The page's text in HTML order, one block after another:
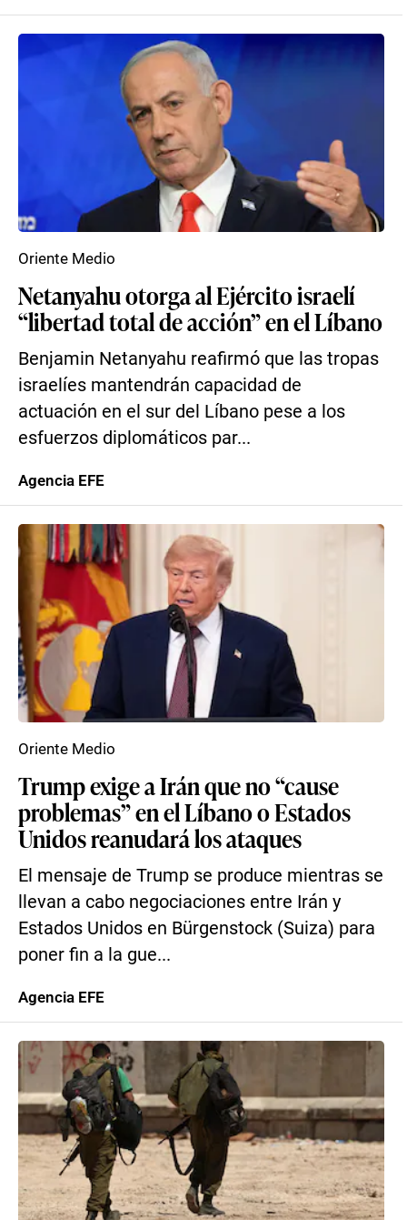
Netanyahu otorga al Ejército israelí
“libertad total de acción” en el Líbano
Benjamin Netanyahu reafirmó que las tropas
israelíes mantendrán capacidad de
actuación en el sur del Líbano pese a los
esfuerzos diplomáticos par...
Oriente Medio
Agencia EFE
Trump exige a Irán que no “cause
problemas” en el Líbano o Estados
Unidos reanudará los ataques
El mensaje de Trump se produce mientras se
llevan a cabo negociaciones entre Irán y
Estados Unidos en Bürgenstock (Suiza) para
poner fin a la gue...
Oriente Medio
Agencia EFE